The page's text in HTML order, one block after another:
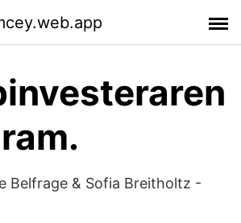
Belfrage & Sofia Breitholtz -